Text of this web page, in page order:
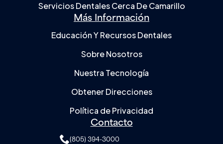
Servicios Dentales Cerca De Camarillo
Más Información
Educación Y Recursos Dentales
Sobre Nosotros
Nuestra Tecnología
Obtener Direcciones
Política de Privacidad
Contacto
(805) 394-3000